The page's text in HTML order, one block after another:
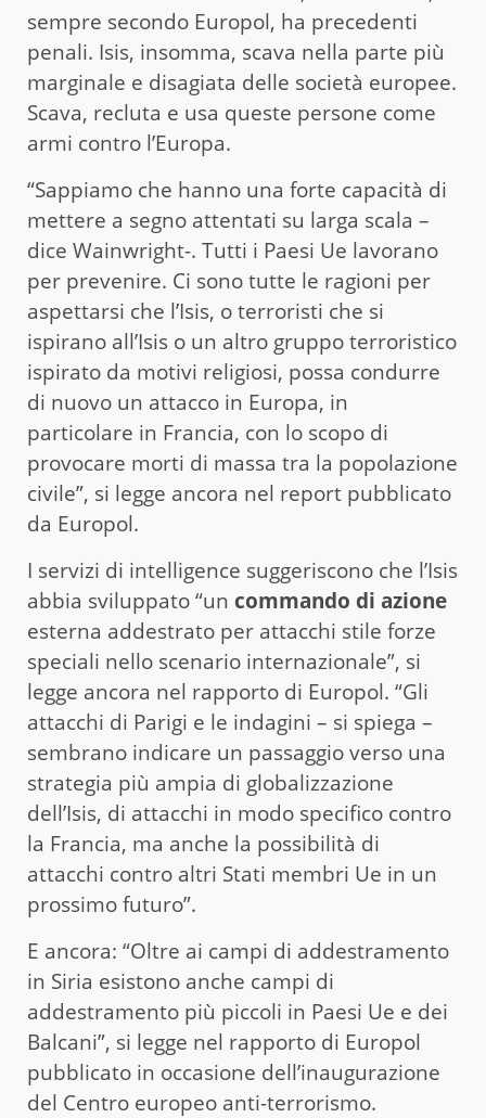
sempre secondo Europol, ha precedenti
penali. Isis, insomma, scava nella parte più
marginale e disagiata delle società europee.
Scava, recluta e usa queste persone come
armi contro l’Europa.
“Sappiamo che hanno una forte capacità di
mettere a segno attentati su larga scala –
dice Wainwright-. Tutti i Paesi Ue lavorano
per prevenire. Ci sono tutte le ragioni per
aspettarsi che l’Isis, o terroristi che si
ispirano all’Isis o un altro gruppo terroristico
ispirato da motivi religiosi, possa condurre
di nuovo un attacco in Europa, in
particolare in Francia, con lo scopo di
provocare morti di massa tra la popolazione
civile”, si legge ancora nel report pubblicato
da Europol.
I servizi di intelligence suggeriscono che l’Isis
abbia sviluppato “un commando di azione
esterna addestrato per attacchi stile forze
speciali nello scenario internazionale”, si
legge ancora nel rapporto di Europol. “Gli
attacchi di Parigi e le indagini – si spiega –
sembrano indicare un passaggio verso una
strategia più ampia di globalizzazione
dell’Isis, di attacchi in modo specifico contro
la Francia, ma anche la possibilità di
attacchi contro altri Stati membri Ue in un
prossimo futuro”.
E ancora: “Oltre ai campi di addestramento
in Siria esistono anche campi di
addestramento più piccoli in Paesi Ue e dei
Balcani”, si legge nel rapporto di Europol
pubblicato in occasione dell’inaugurazione
del Centro europeo anti-terrorismo.